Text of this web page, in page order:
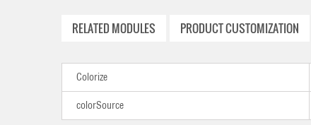
RELATED MODULES PRODUCT CUSTOMIZATION
Colorize
colorSource